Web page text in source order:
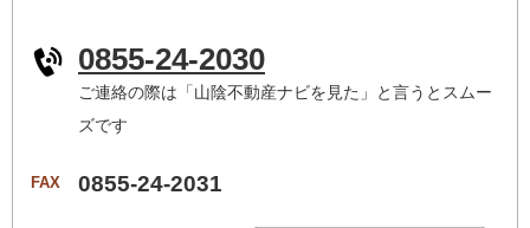
0855-24-2030
ご連絡の際は「山陰不動産ナビを見た」と言うとスムー
ズです
FAX 0855-24-2031